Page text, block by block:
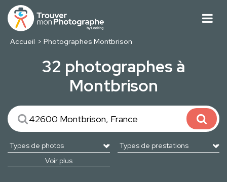
Accueil Photographes Montbrison
32 photographes à
Montbrison
Voir plus